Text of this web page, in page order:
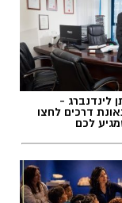
לינדנברג -
דרכים לחצו
לכם